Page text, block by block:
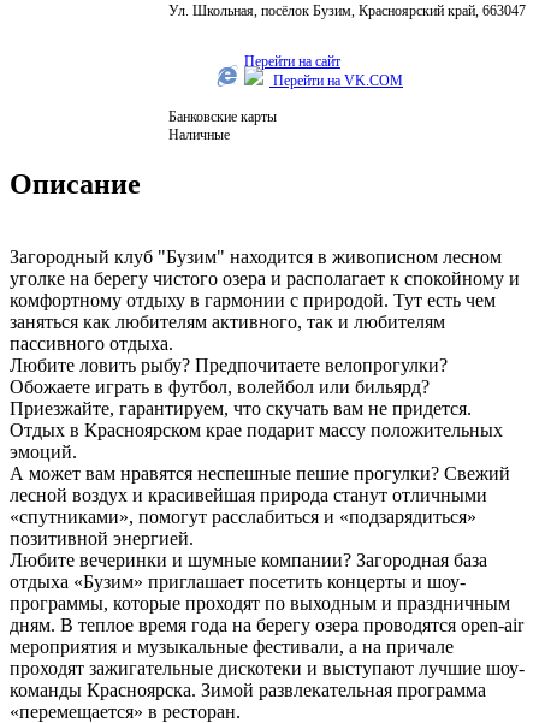
​Ул. Школьная, посёлок Бузим, Красноярский край, 663047
Перейти на сайт
Перейти на VK.COM
Банковские карты
Наличные
Описание
Загородный клуб "Бузим" находится в живописном лесном
уголке на берегу чистого озера и располагает к спокойному и
комфортному отдыху в гармонии с природой. Тут есть чем
заняться как любителям активного, так и любителям
пассивного отдыха.
Любите ловить рыбу? Предпочитаете велопрогулки?
Обожаете играть в футбол, волейбол или бильярд?
Приезжайте, гарантируем, что скучать вам не придется.
Отдых в Красноярском крае подарит массу положительных
эмоций.
А может вам нравятся неспешные пешие прогулки? Свежий
лесной воздух и красивейшая природа станут отличными
«спутниками», помогут расслабиться и «подзарядиться»
позитивной энергией.
Любите вечеринки и шумные компании? Загородная база
отдыха «Бузим» приглашает посетить концерты и шоу-
программы, которые проходят по выходным и праздничным
дням. В теплое время года на берегу озера проводятся open-air
мероприятия и музыкальные фестивали, а на причале
проходят зажигательные дискотеки и выступают лучшие шоу-
команды Красноярска. Зимой развлекательная программа
«перемещается» в ресторан.